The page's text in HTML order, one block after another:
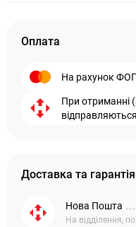
Оплата
На рахунок
При отриманні
Доставка та гарантія
Нова Пошта
На відділення,